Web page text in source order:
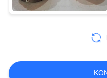
Materielle